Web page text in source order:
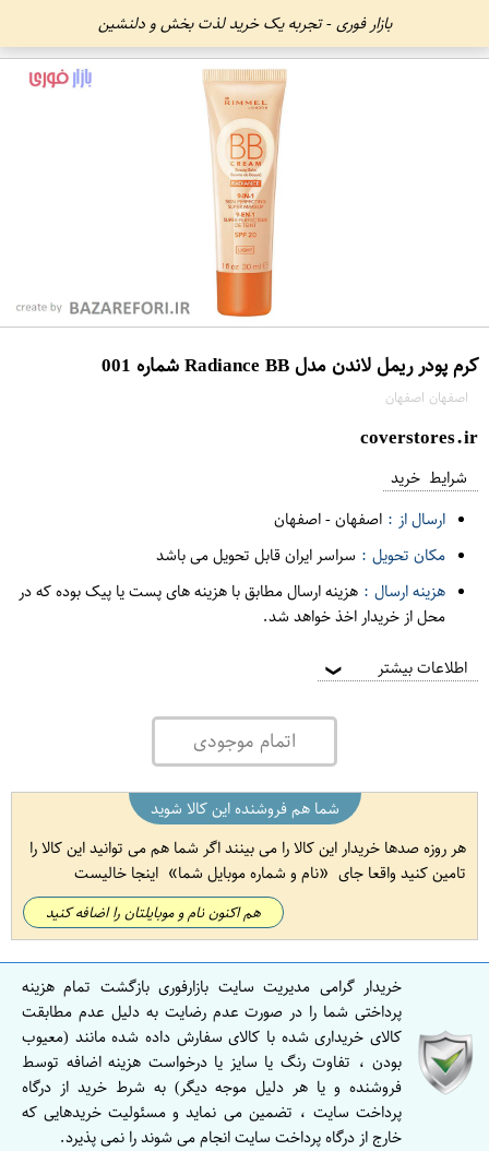
بازار فوری - تجربه یک خرید لذت بخش و دلنشین
کرم پودر ریمل لاندن مدل Radiance BB شماره 001
اصفهان اصفهان
coverstores.ir
شرایط خرید
ارسال از : اصفهان-اصفهان
مکان تحویل : سراسر ایران قابل تحویل می باشد
هزینه ارسال : هزینه ارسال مطابق با هزینه های پست یا پیک بوده که در
محل از خریدار اخذ خواهد شد.
اطلاعات بیشتر ❯
اتمام موجودی
شما هم فروشنده این کالا شوید
هر روزه صدها خریدار این کالا را می بینند اگر شما هم می توانید این کالا را
تامین کنید واقعا جای
نام و شماره موبایل شما اینجا خالیست
هم اکنون نام و موبایلتان را اضافه کنید
خریدار گرامی مدیریت سایت بازارفوری بازگشت تمام هزینه
پرداختی شما را در صورت عدم رضایت به دلیل عدم مطابقت
کالای خریداری شده با کالای سفارش داده شده مانند (معیوب
بودن ، تفاوت رنگ یا سایز یا درخواست هزینه اضافه توسط
فروشنده و یا هر دلیل موجه دیگر) به شرط خرید از درگاه
پرداخت سایت ، تضمین می نماید و مسئولیت خریدهایی که
خارج از درگاه پرداخت سایت انجام می شوند را نمی پذیرد.